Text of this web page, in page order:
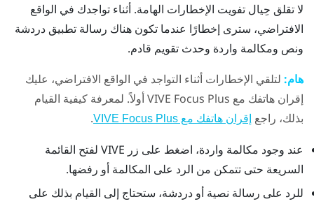
لا تقلق حِيال تفويت الإخطارات الهامة. أثناء تواجدك في الواقع
الافتراضي، سترى إخطارًا عندما تكون هناك رسالة تطبيق دردشة
ونص ومكالمة واردة وحدث تقويم قادم.
هام: لتلقي الإخطارات أثناء التواجد في الواقع الافتراضي، عليك
إقران هاتفك مع
VIVE Focus Plus
أولاً. لمعرفة كيفية القيام
بذلك، راجع إقران هاتفك مع VIVE Focus Plus .
عند وجود مكالمة واردة، اضغط على زر VIVE لفتح القائمة
السريعة حتى تتمكن من الرد على المكالمة أو رفضها.
للرد على رسالة نصية أو دردشة، ستحتاج إلى القيام بذلك على